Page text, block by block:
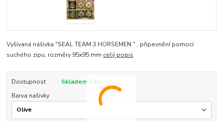
Vyšívaná nášivka "SEAL TEAM 3 HORSEMEN " , připevnění pomocí
suchého zipu, rozměry 95x95 mm celý popis
Dostupnost
Skladem 1 ks
Barva našivky